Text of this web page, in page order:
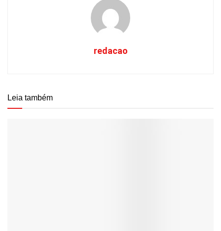
redacao
Leia também